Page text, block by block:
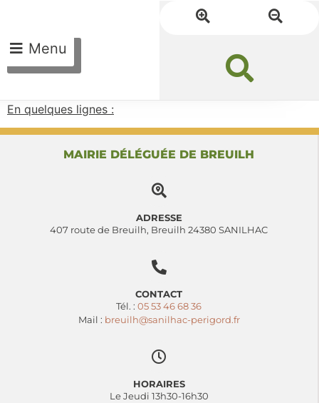
Menu
En quelques lignes :
MAIRIE DÉLÉGUÉE DE BREUILH
ADRESSE
407 route de Breuilh, Breuilh 24380 SANILHAC
CONTACT
Tél. : 05 53 46 68 36
Mail : breuilh@sanilhac-perigord.fr
HORAIRES
Le Jeudi 13h30-16h30